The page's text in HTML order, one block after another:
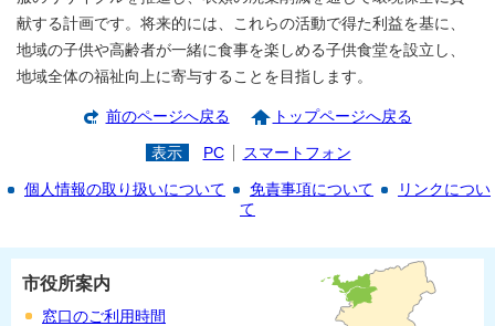
献する計画です。将来的には、これらの活動で得た利益を基に、
地域の子供や高齢者が一緒に食事を楽しめる子供食堂を設立し、
地域全体の福祉向上に寄与することを目指します。
前のページへ戻る トップページへ戻る
表示 PC スマートフォン
個人情報の取り扱いについて 免責事項について
リンクについ
て
市役所案内
窓口のご利用時間